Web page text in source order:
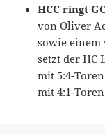
HCC ringt
von Oliver
sowie einem
setzt der HC
mit 5:4-
mit 4:1-